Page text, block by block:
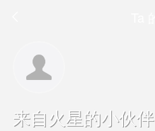
来自火星的小伙伴